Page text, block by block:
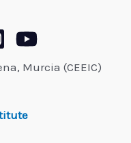
Murcia (CEEIC)